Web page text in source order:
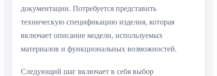
документации. Потребуется представить
техническую спецификацию изделия, которая
включает описание модели, используемых
материалов и функциональных возможностей.
Следующий шаг включает в себя выбор